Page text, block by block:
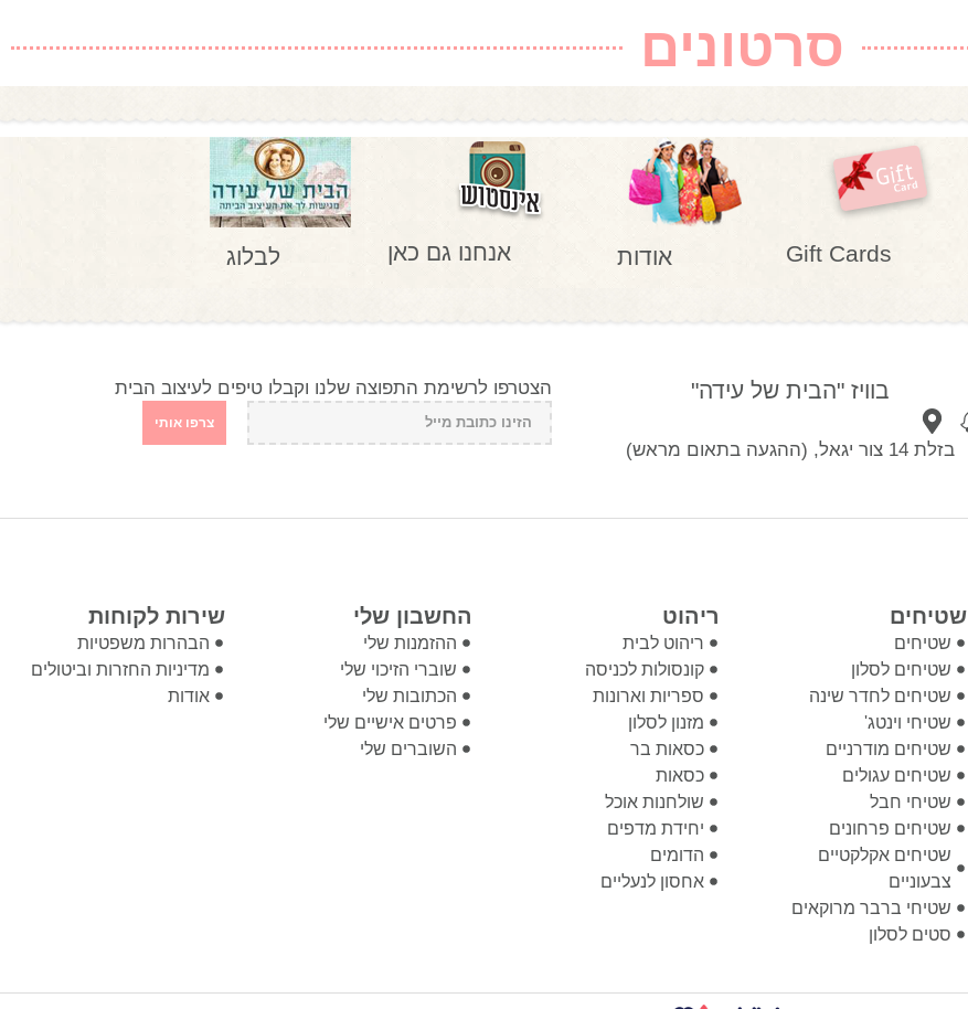
סרטונים
Gift Cards אודות אנחנו גם כאן לבלוג
בוויז "הבית של עידה"
בזלת 14 צור יגאל, (ההגעה בתאום מראש)
הצטרפו לרשימת התפוצה שלנו וקבלו טיפים לעיצוב הבית
צרפו אותי
שטיחים
שטיחים
שטיחים לסלון
שטיחים לחדר שינה
שטיחי וינטג'
שטיחים מודרניים
שטיחים עגולים
שטיחי חבל
שטיחים פרחונים
שטיחים אקלקטיים
צבעוניים
שטיחי ברבר מרוקאים
סטים לסלון
ריהוט
ריהוט לבית
קונסולות לכניסה
ספריות וארונות
מזנון לסלון
כסאות בר
כסאות
שולחנות אוכל
יחידת מדפים
הדומים
אחסון לנעליים
החשבון שלי
ההזמנות שלי
שוברי הזיכוי שלי
הכתובות שלי
פרטים אישיים שלי
השוברים שלי
שירות לקוחות
הבהרות משפטיות
מדיניות החזרות וביטולים
אודות